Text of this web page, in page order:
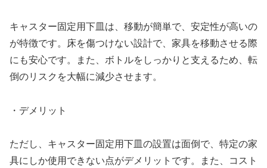
キャスター固定用下皿は、移動が簡単で、安定性が高いの
が特徴です。床を傷つけない設計で、家具を移動させる際
にも安心です。また、ボトルをしっかりと支えるため、転
倒のリスクを大幅に減少させます。
・デメリット
ただし、キャスター固定用下皿の設置は面倒で、特定の家
具にしか使用できない点がデメリットです。また、コスト